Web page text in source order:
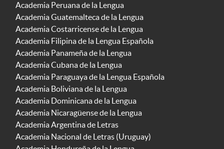
Academia Peruana de la Lengua
Academia Guatemalteca de la Lengua
Academia Costarricense de la Lengua
Academia Filipina de la Lengua Española
Academia Panameña de la Lengua
Academia Cubana de la Lengua
Academia Paraguaya de la Lengua Española
Academia Boliviana de la Lengua
Academia Dominicana de la Lengua
Academia Nicaragüense de la Lengua
Academia Argentina de Letras
Academia Nacional de Letras (Uruguay)